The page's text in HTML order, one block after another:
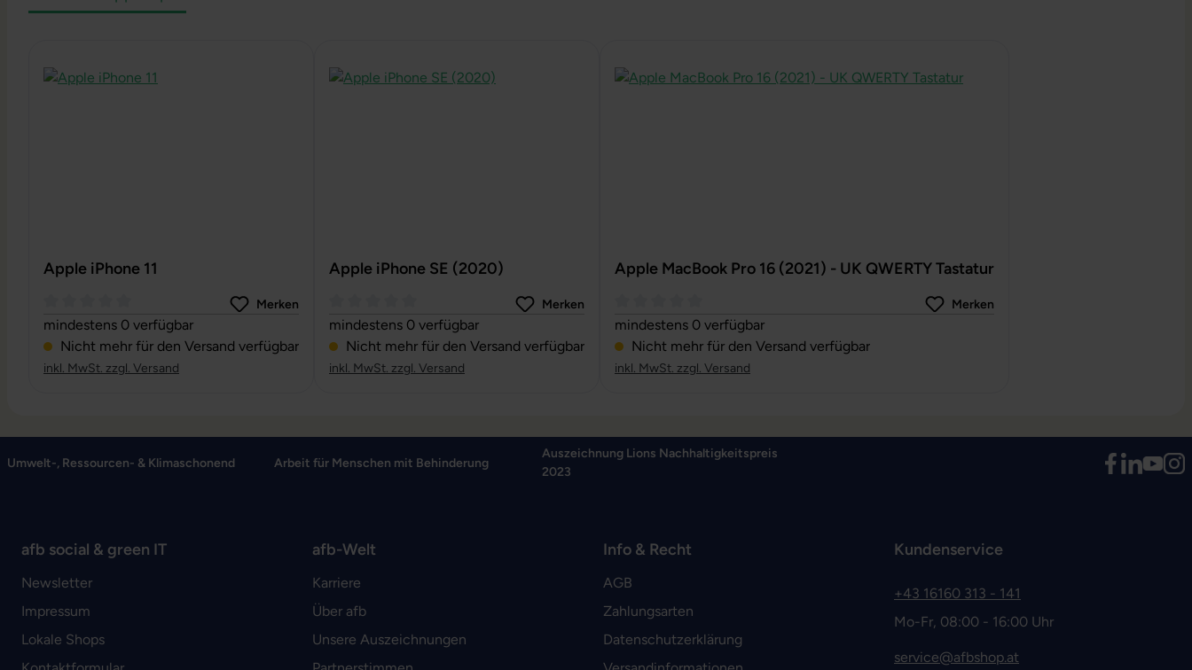
Apple iPhone 11
Durchschnittliche Bewertung von 0 von 5 Sternen
Merken
mindestens 0 verfügbar
Nicht mehr für den Versand verfügbar
inkl. MwSt. zzgl. Versand
Apple iPhone SE (2020)
Durchschnittliche Bewertung von 0 von 5 Sternen
Merken
mindestens 0 verfügbar
Nicht mehr für den Versand verfügbar
inkl. MwSt. zzgl. Versand
Apple MacBook Pro 16 (2021) - UK QWERTY Tastatur
Durchschnittliche Bewertung von 0 von 5 Sternen
Merken
mindestens 0 verfügbar
Nicht mehr für den Versand verfügbar
inkl. MwSt. zzgl. Versand
Umwelt-, Ressourcen- & Klimaschonend Arbeit für Menschen mit Behinderung
Auszeichnung Lions Nachhaltigkeitspreis
2023
afb social & green IT
Newsletter
Impressum
Lokale Shops
afb-Welt
Karriere
Über afb
Unsere Auszeichnungen
Info & Recht
AGB
Zahlungsarten
Datenschutzerklärung
Kundenservice
+43 16160 313 - 141
Mo-Fr, 08:00 - 16:00 Uhr
service@afbshop.at